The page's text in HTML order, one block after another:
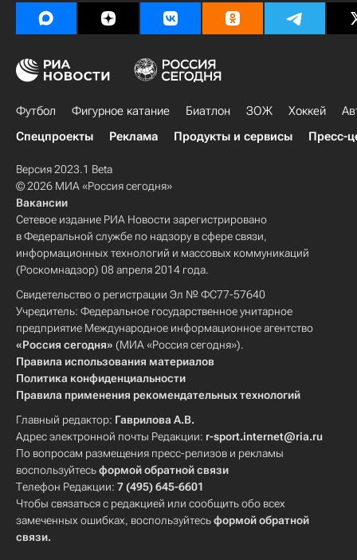
Футбол Фигурное катание Биатлон ЗОЖ Хоккей
Спецпроекты
Реклама Продукты и сервисы Пресс-
Версия 2023.1 Beta
© 2026 МИА «Россия сегодня»
Вакансии
Сетевое издание РИА Новости зарегистрировано
в Федеральной службе по надзору в сфере связи,
информационных технологий и массовых коммуникаций
(Роскомнадзор) 08 апреля 2014 года.
Свидетельство о регистрации Эл № ФС77-57640
Учредитель: Федеральное государственное унитарное
предприятие Международное информационное агентство
«Россия сегодня» (МИА «Россия сегодня»).
Правила использования материалов
Политика конфиденциальности
Правила применения рекомендательных технологий
Главный редактор: Гаврилова А.В.
Адрес электронной почты Редакции: r-sport.internet@ria.ru
По вопросам размещения пресс-релизов и рекламы
воспользуйтесьформой обратной связи
Телефон Редакции: 7 (495) 645-6601
Чтобы связаться с редакцией или сообщить обо всех
замеченных ошибках, воспользуйтесьформой обратной
связи.